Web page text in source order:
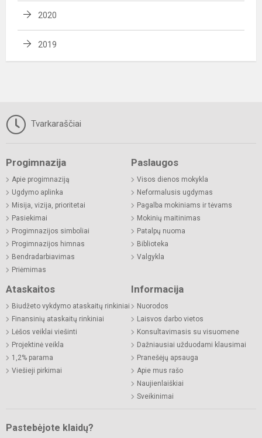
2020
2019
Tvarkaraščiai
Progimnazija
Apie progimnaziją
Ugdymo aplinka
Misija, vizija, prioritetai
Pasiekimai
Progimnazijos simboliai
Progimnazijos himnas
Bendradarbiavimas
Priėmimas
Paslaugos
Visos dienos mokykla
Neformalusis ugdymas
Pagalba mokiniams ir tėvams
Mokinių maitinimas
Patalpų nuoma
Biblioteka
Valgykla
Ataskaitos
Biudžeto vykdymo ataskaitų rinkiniai
Finansinių ataskaitų rinkiniai
Lėšos veiklai viešinti
Projektinė veikla
1,2% parama
Viešieji pirkimai
Informacija
Nuorodos
Laisvos darbo vietos
Konsultavimasis su visuomene
Dažniausiai užduodami klausimai
Pranešėjų apsauga
Apie mus rašo
Naujienlaiškiai
Sveikinimai
Pastebėjote klaidų?